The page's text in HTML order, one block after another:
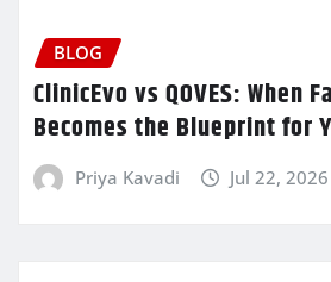
BLOG
ClinicEvo vs QOVES: When
Becomes the Blueprint for
Priya Kavadi Jul 22, 2026